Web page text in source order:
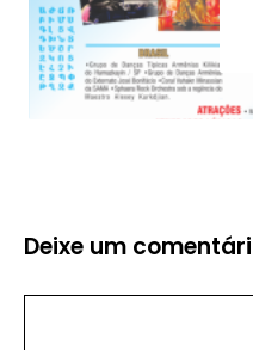
Deixe um